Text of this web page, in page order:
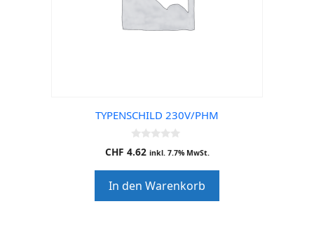
TYPENSCHILD 230V/PHM
0
o
o
f
5
CHF 4.62 inkl. 7.7% MwSt.
In den Warenkorb